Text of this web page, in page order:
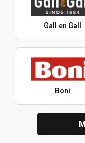
Gall en Gall
Boni